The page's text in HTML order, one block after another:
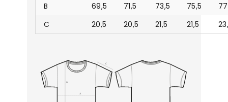
B
69,5 71,5 73,5 75,5
C
20,5 20,5 21,5 21,5